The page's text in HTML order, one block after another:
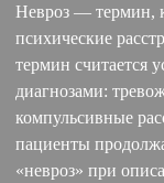
Невроз — термин,
психические
термин считается
диагнозами:
компульсивные
пациенты
«невроз» при